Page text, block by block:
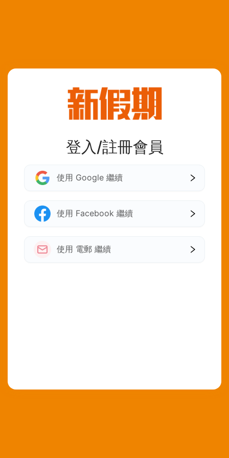
登入/註冊會員
使用 Google 繼續
使用 Facebook 繼續
使用 電郵 繼續